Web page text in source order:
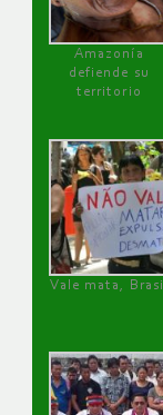
Amazonía
defiende su
territorio
Vale mata, Brasil